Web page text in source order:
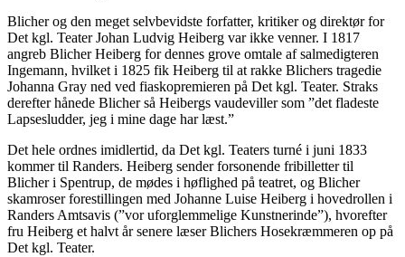
Blicher og den meget selvbevidste forfatter, kritiker og direktør for
Det kgl. Teater Johan Ludvig Heiberg var ikke venner. I 1817
angreb Blicher Heiberg for dennes grove omtale af salmedigteren
Ingemann, hvilket i 1825 fik Heiberg til at rakke Blichers tragedie
Johanna Gray ned ved fiaskopremieren på Det kgl. Teater. Straks
derefter hånede Blicher så Heibergs vaudeviller som ”det fladeste
Lapsesludder, jeg i mine dage har læst.”
Det hele ordnes imidlertid, da Det kgl. Teaters turné i juni 1833
kommer til Randers. Heiberg sender forsonende fribilletter til
Blicher i Spentrup, de mødes i høflighed på teatret, og Blicher
skamroser forestillingen med Johanne Luise Heiberg i hovedrollen i
Randers Amtsavis (”vor uforglemmelige Kunstnerinde”), hvorefter
fru Heiberg et halvt år senere læser Blichers Hosekræmmeren op på
Det kgl. Teater.